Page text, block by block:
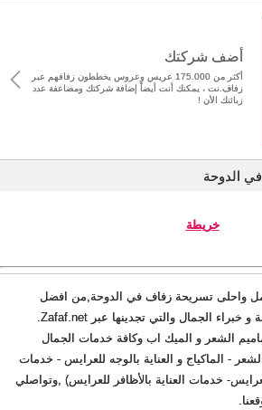
أضف شركتك
أكثر من 175.000 عريس وعروس يخططون زفافهم عبر
زفاف.نت ، يمكنك أنت أيضاً إضافة شركتك ومضاعفة عدد
زبائنك الأن !
الدوحة
خريطة
واحلى تسريحة زفاف في الدوحة,من افضل
صالونات التجميل المتخصصة و خبراء الجمال والتي تجدينها عبر Zafaf.net.
الشعر و الميك اب وكافة خدمات الجمال
- الماكياج و العناية بالوجه للعرايس - خدمات
خدمات العناية بالأظافر للعرايس) ,وتواصلي